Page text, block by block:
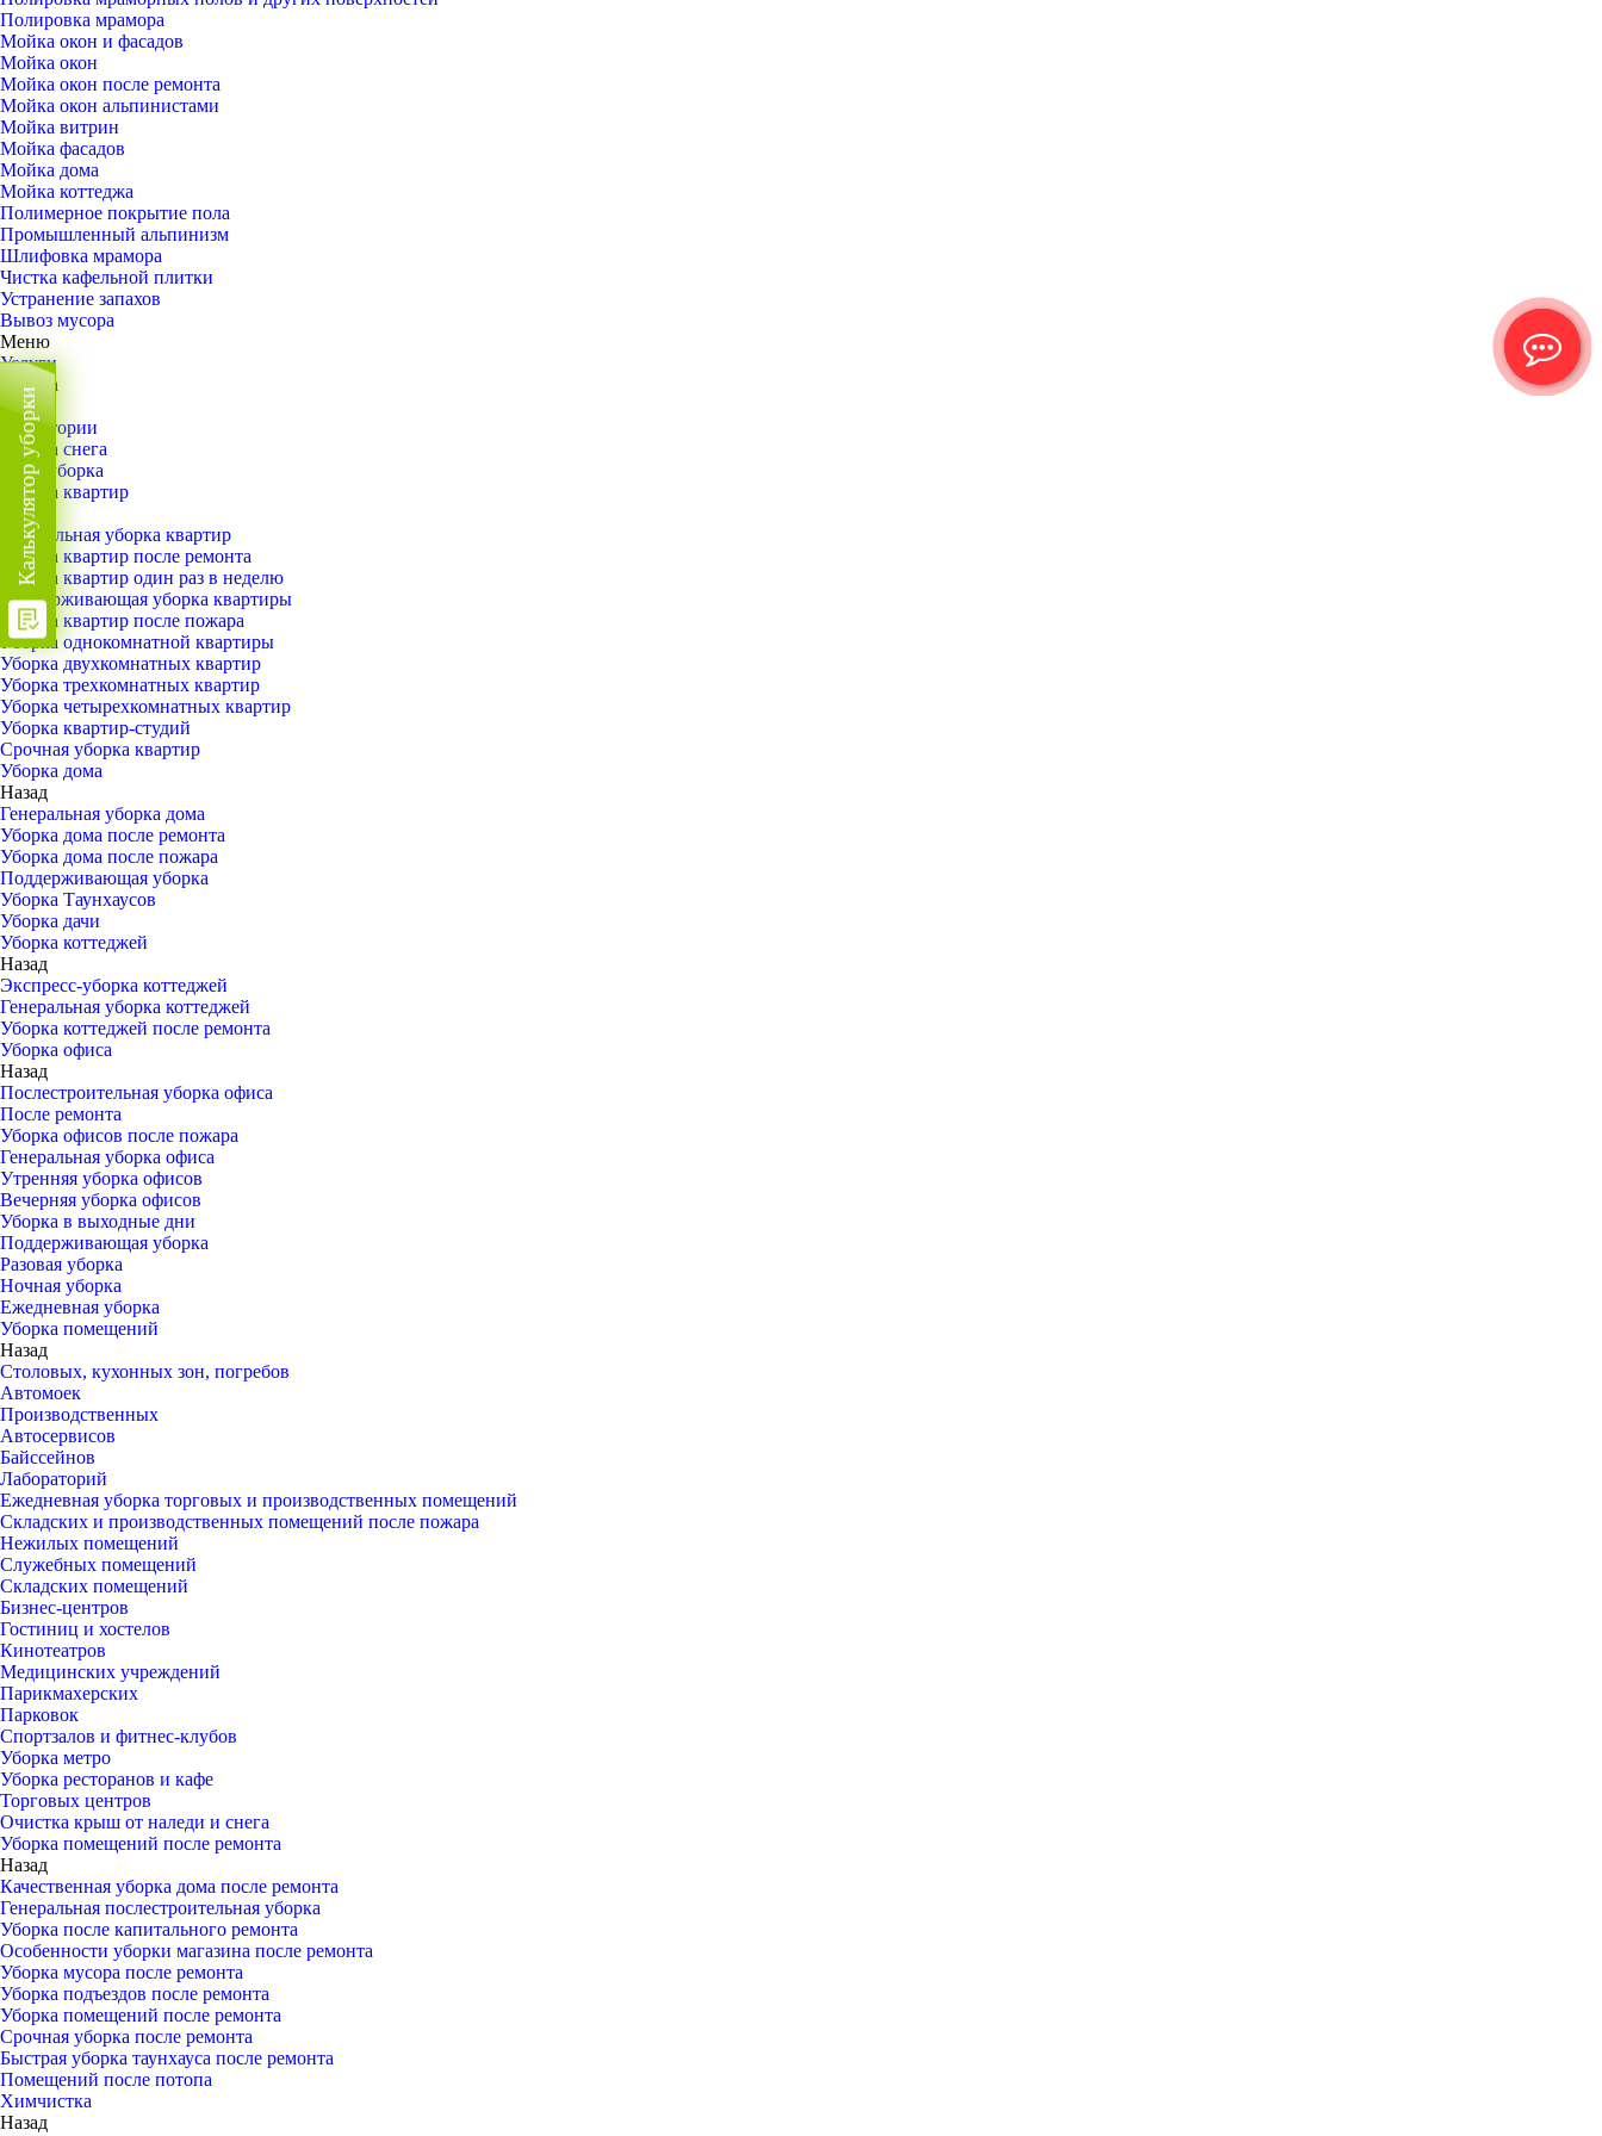
Полировка мрамора
Мойка окон и фасадов
Мойка окон
Мойка окон после ремонта
Мойка окон альпинистами
Мойка витрин
Мойка фасадов
Мойка дома
Мойка коттеджа
Полимерное покрытие пола
Промышленный альпинизм
Шлифовка мрамора
Чистка кафельной плитки
Устранение запахов
Вывоз мусора
Меню
Услуги
Уборка
Назад
Территории
Уборка снега
ВИП-уборка
Уборка квартир
Назад
Генеральная уборка квартир
Уборка квартир после ремонта
Уборка квартир один раз в неделю
Поддерживающая уборка квартиры
Уборка квартир после пожара
Уборка однокомнатной квартиры
Уборка двухкомнатных квартир
Уборка трехкомнатных квартир
Уборка четырехкомнатных квартир
Уборка квартир-студий
Срочная уборка квартир
Уборка дома
Назад
Генеральная уборка дома
Уборка дома после ремонта
Уборка дома после пожара
Поддерживающая уборка
Уборка Таунхаусов
Уборка дачи
Уборка коттеджей
Назад
Экспресс-уборка коттеджей
Генеральная уборка коттеджей
Уборка коттеджей после ремонта
Уборка офиса
Назад
Послестроительная уборка офиса
После ремонта
Уборка офисов после пожара
Генеральная уборка офиса
Утренняя уборка офисов
Вечерняя уборка офисов
Уборка в выходные дни
Поддерживающая уборка
Разовая уборка
Ночная уборка
Ежедневная уборка
Уборка помещений
Назад
Столовых, кухонных зон, погребов
Автомоек
Производственных
Автосервисов
Байссейнов
Лабораторий
Ежедневная уборка торговых и производственных помещений
Складских и производственных помещений после пожара
Нежилых помещений
Служебных помещений
Складских помещений
Бизнес-центров
Гостиниц и хостелов
Кинотеатров
Медицинских учреждений
Парикмахерских
Парковок
Спортзалов и фитнес-клубов
Уборка метро
Уборка ресторанов и кафе
Торговых центров
Очистка крыш от наледи и снега
Уборка помещений после ремонта
Назад
Качественная уборка дома после ремонта
Генеральная послестроительная уборка
Уборка после капитального ремонта
Особенности уборки магазина после ремонта
Уборка мусора после ремонта
Уборка подъездов после ремонта
Уборка помещений после ремонта
Срочная уборка после ремонта
Быстрая уборка таунхауса после ремонта
Помещений после потопа
Химчистка
Назад
Калькулятор уборки